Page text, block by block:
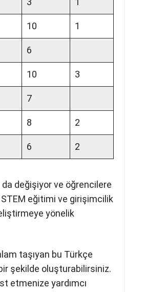
6 2
değişiyor ve
ve yeteneklerini